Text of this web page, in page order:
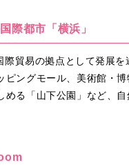
際都市「横浜」
際貿易の拠点として発展
ピングモール、美術館・
める「山下公園」など、